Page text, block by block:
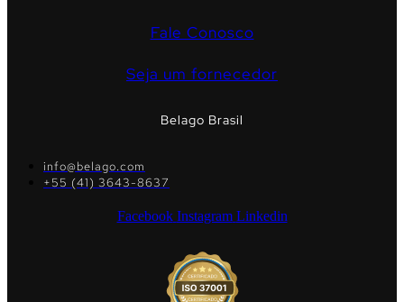
Fale Conosco
Seja um fornecedor
Belago Brasil
info@belago.com
+55 (41) 3643-8637
Facebook Instagram Linkedin